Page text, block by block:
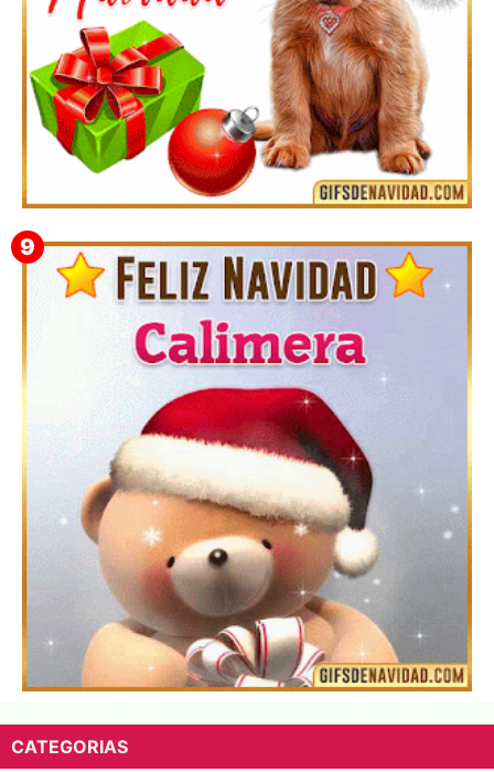
▷ Los Mejores Fondos de pantalla de feliz navidad
2022 📖
CATEGORIAS